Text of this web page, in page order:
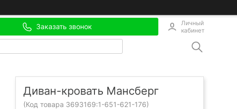
Заказать звонок
Личный
кабинет
Диван-кровать Мансберг
(Код товара 3693169:1-651-621-176)